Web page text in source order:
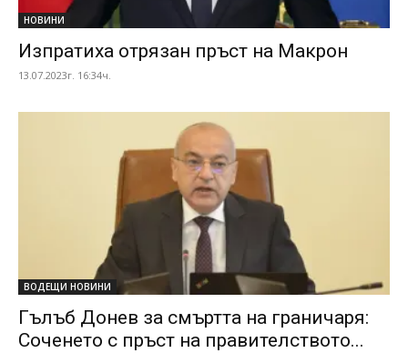
НОВИНИ
Изпратиха отрязан пръст на Макрон
13.07.2023г. 16:34ч.
ВОДЕЩИ НОВИНИ
Гълъб Донев за смъртта на граничаря:
Соченето с пръст на правителството...